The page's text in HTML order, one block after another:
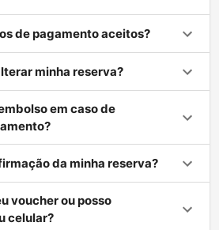
de pagamento aceitos?
minha reserva?
em caso de
da minha reserva?
voucher ou posso
celular?